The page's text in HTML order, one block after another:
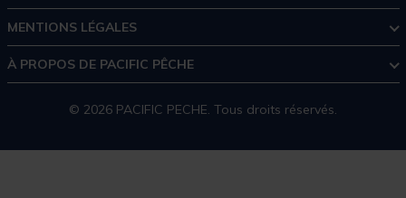
MENTIONS LÉGALES
À PROPOS DE PACIFIC PÊCHE
© 2026 PACIFIC PECHE. Tous droits réservés.